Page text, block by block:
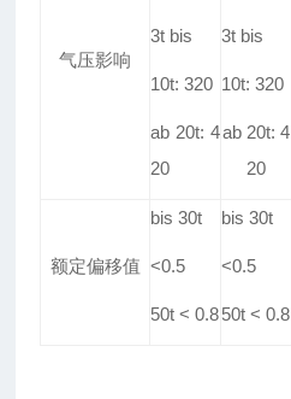
气压影响
3t bis
10t: 320
ab 20t: 4
20
3t bis
10t: 320
ab 20t: 4
20
额定偏移值
bis 30t
<0.5
50t < 0.8
bis 30t
<0.5
50t < 0.8